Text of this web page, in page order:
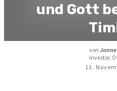
und Gott
von
Investor,
13.